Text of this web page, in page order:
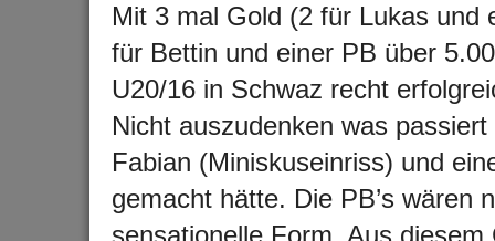
Mit 3 mal Gold (2 für Lukas und
für Bettin und einer PB über
U20/16 in Schwaz recht
Nicht auszudenken was
Fabian (Miniskuseinriss) und
gemacht hätte. Die PB’s wären